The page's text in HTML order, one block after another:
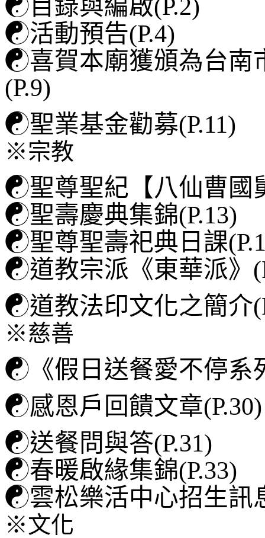
☯ 目錄與編啟(P.2)
☯活動預告(P.4)
☯喜賀本廟獲頒為台南
(P.9)
☯聖業基金勸募(P.11)
※宗教
☯聖尊聖紀【八仙曹國
☯聖壽慶典集錦(P.13)
☯聖尊聖壽祀典日課
☯道教宗派《東華派》
☯道教法印文化之簡介
※慈善
☯ 《假日送餐愛不停
☯感恩戶回饋文章(P.30)
☯送餐問與答(P.31)
☯春暖啟緣集錦(P.33)
☯雲松樂活中心招生訊
※文化